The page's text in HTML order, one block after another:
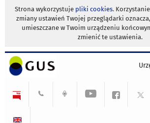
Strona wykorzystuje pliki cookies.
zmiany ustawień Twojej przeglądarki
umieszczane w Twoim urządzeniu
zmienić te ustawienia.